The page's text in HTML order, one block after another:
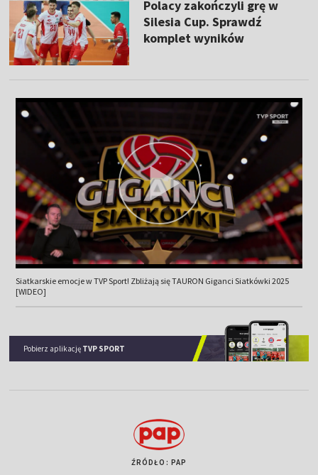
Polacy zakończyli grę w
Silesia Cup. Sprawdź
komplet wyników
Siatkarskie emocje w TVP Sport! Zbliżają się TAURON Giganci Siatkówki 2025
[WIDEO]
Pobierz aplikację TVP SPORT
ŹRÓDŁO: PAP